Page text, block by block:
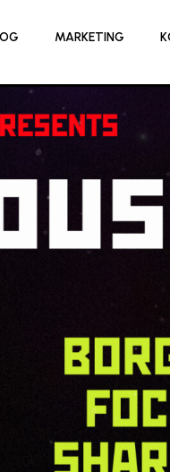
MARKETING